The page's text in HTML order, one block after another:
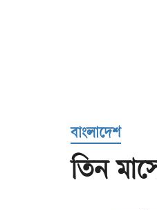
বাংলাদেশ
তিন